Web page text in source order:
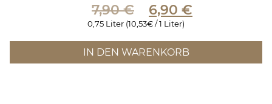
7,90€
Ursprünglicher
Preis
war:
7,90 €
6,90 €Preis
6,90 €.
0,75 Liter (10,53€ / 1 Liter)
IN DEN WARENKORB